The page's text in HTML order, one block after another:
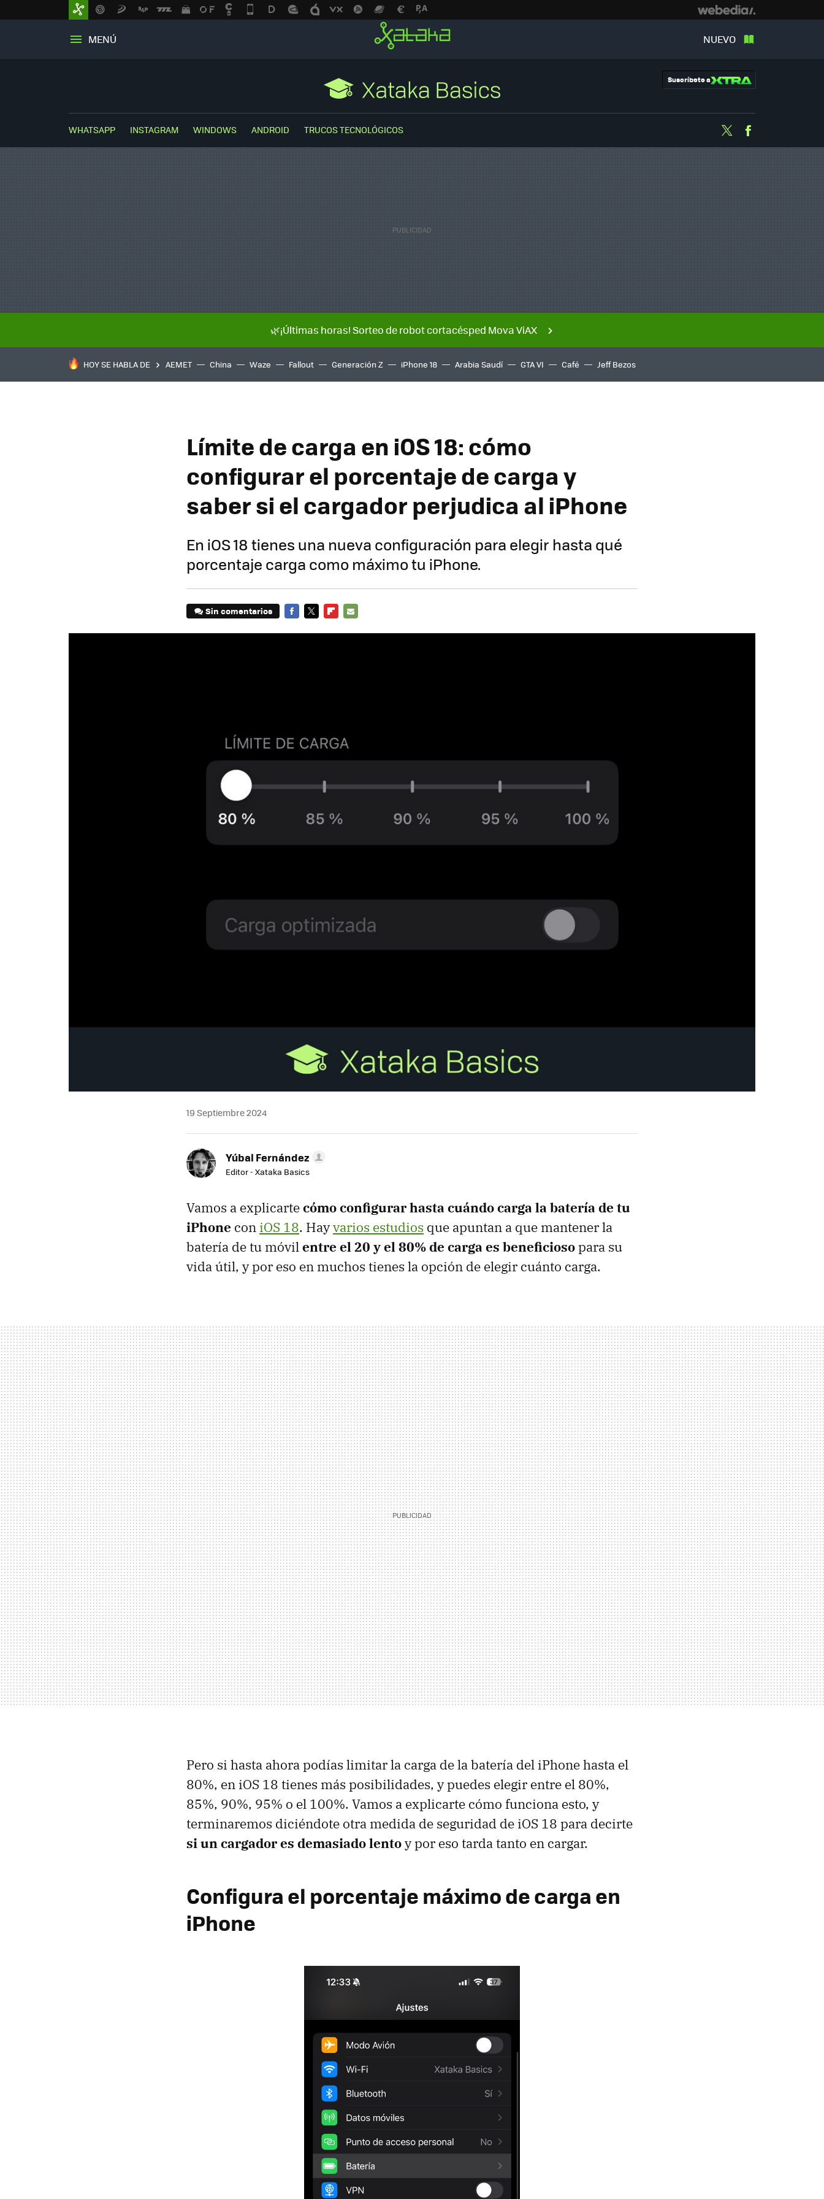
MENÚ NUEVO
Suscríbete a
WHATSAPP INSTAGRAM WINDOWS ANDROID TRUCOS TECNOLÓGICOS Twitter
🌿¡Últimas horas! Sorteo de robot cortacésped Mova ViAX
HOY SE HABLA DE AEMET China Waze Fallout Generación Z iPhone 18 Arabia Saudí GTA VI Café Jeff Bezos
Límite de carga en iOS 18: cómo
configurar el porcentaje de carga y
saber si el cargador perjudica al iPhone
En iOS 18 tienes una nueva configuración para elegir hasta qué
porcentaje carga como máximo tu iPhone.
Sin comentarios
19 Septiembre 2024
Yúbal Fernández
Editor - Xataka Basics
Vamos a explicartecómo configurar hasta cuándo carga la batería de tu
iPhone con iOS 18. Hayvarios estudios que apuntan a que mantener la
batería de tu móvilentre el 20 y el 80% de carga es beneficiosopara su
vida útil, y por eso en muchos tienes la opción de elegir cuánto carga.
Pero si hasta ahora podías limitar la carga de la batería del iPhone hasta el
80%, en iOS 18 tienes más posibilidades, y puedes elegir entre el 80%,
85%, 90%, 95% o el 100%. Vamos a explicarte cómo funciona esto, y
terminaremos diciéndote otra medida de seguridad de iOS 18 para decirte
si un cargador es demasiado lentoy por eso tarda tanto en cargar.
Configura el porcentaje máximo de carga en
iPhone